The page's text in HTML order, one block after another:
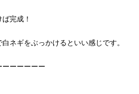
完成！
ネギをぶっかけるといい感じです。
ーーーーー